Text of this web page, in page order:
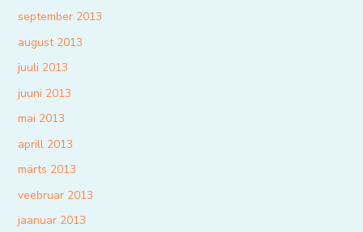
september 2013
august 2013
juuli 2013
juuni 2013
mai 2013
aprill 2013
märts 2013
veebruar 2013
jaanuar 2013